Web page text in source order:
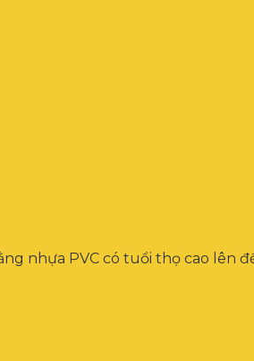
nhựa PVC có tuổi thọ cao lên